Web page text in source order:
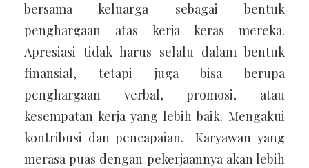
bersama keluarga sebagai bentuk
penghargaan atas kerja keras mereka.
Apresiasi tidak harus selalu dalam bentuk
finansial, tetapi juga bisa berupa
penghargaan verbal, promosi, atau
kesempatan kerja yang lebih baik. Mengakui
kontribusi dan pencapaian. Karyawan yang
merasa puas dengan pekerjaannya akan lebih